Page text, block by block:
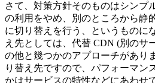
さて、対策方針そのものはシンプ
の利用をやめ、別のところから静
に切り替えを行う、というものに
え先としては、代替 CDN (別のサ
の他と幾つかのアプローチがあり
り替え先ですので、パフォーマン
かはサービスの特性などにあわせ